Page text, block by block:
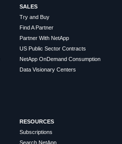
SALES
Try and Buy
Find A Partner
Partner With NetApp
US Public Sector Contracts
NetApp OnDemand Consumption
Data Visionary Centers
RESOURCES
Subscriptions
Search NetApp